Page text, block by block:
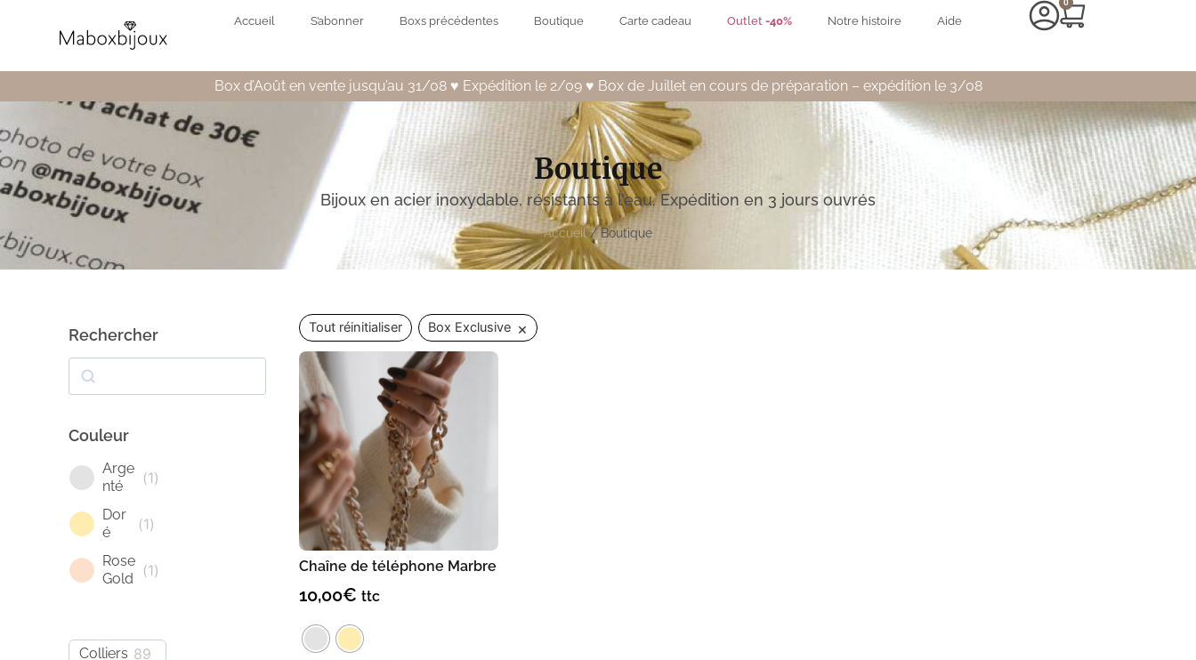
Accueil S’abonner Boxs précédentes Boutique Carte cadeau Outlet -40% Notre histoire Aide
0
Box d’Août en vente jusqu’au 31/08 ♥️ Expédition le 2/09 ♥️ Box de Juillet en cours de préparation – expédition le 3/08
Boutique
Bijoux en acier inoxydable, résistants à l’eau. Expédition en 3 jours ouvrés
Accueil/ Boutique
Rechercher
Couleur
Arge
nté
(1)
Dor
é
(1)
Rose
Gold
(1)
Colliers 89
Tout réinitialiser Box Exclusive ×
Chaîne de téléphone Marbre
10,00€ ttc